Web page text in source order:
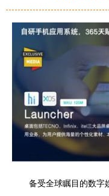
备受全球瞩目的数